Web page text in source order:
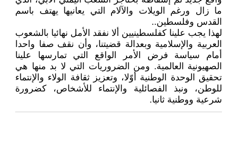
ما زال ورغم الويلات والآلام التي يعانيها يهتف باسم
القدس وفلسطين..
لهذا يجب علينا كفلسطينيين ألا نفقد الأمل نهائيا بالشعوب
العربية والإسلامية وبعدالة قضيتنا، وأن نقف صفا واحدا
أمام سياسة فرض الأمر الواقع التي تمارسها علينا
الصهيونية العالمية. ومن الضروريات التي لا بد منها هي
تحقيق الوحدة الوطنية أوّلا، وتعزيز ثقافة الولاء والإنتماء
للوطن، ونبذ الفصائلية والإنتماء للأشخاص، كضرورة
شرعية ووطنية ثانيا.